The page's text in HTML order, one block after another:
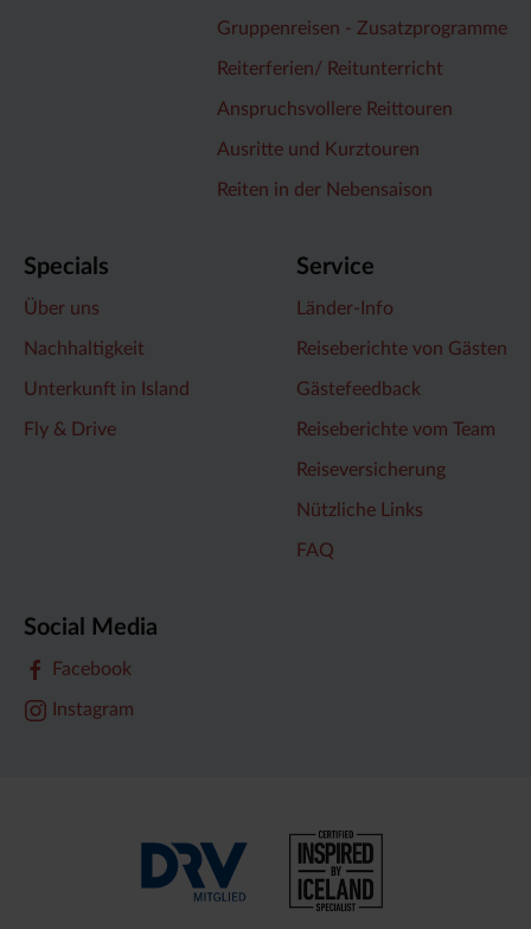
Gruppenreisen - Zusatzprogramme
Reiterferien/ Reitunterricht
Anspruchsvollere Reittouren
Ausritte und Kurztouren
Reiten in der Nebensaison
Specials
Über uns
Nachhaltigkeit
Unterkunft in Island
Fly & Drive
Service
Länder-Info
Reiseberichte von Gästen
Gästefeedback
Reiseberichte vom Team
Reiseversicherung
Nützliche Links
FAQ
Social Media
Facebook
Instagram